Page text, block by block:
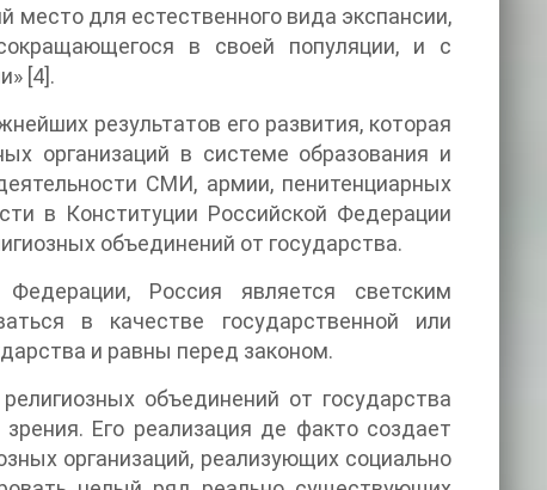
место для естественного вида экспансии,
в своей популяции, и с
[4].
результатов его развития, которая
организаций в системе образования и
СМИ, армии, пенитенциарных
в Конституции Российской Федерации
объединений от государства.
Россия является светским
в качестве государственной или
и равны перед законом.
объединений от государства
Его реализация де факто создает
организаций, реализующих социально